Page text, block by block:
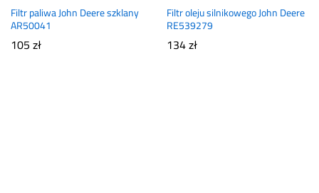
Filtr paliwa John Deere szklany
AR50041
105zł
Filtr oleju silnikowego John Deere
RE539279
134zł